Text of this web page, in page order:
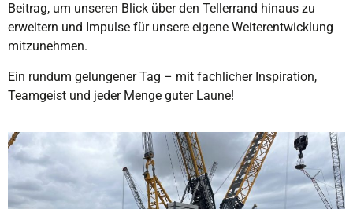
Beitrag, um unseren Blick über den Tellerrand hinaus zu
erweitern und Impulse für unsere eigene Weiterentwicklung
mitzunehmen.
Ein rundum gelungener Tag – mit fachlicher Inspiration,
Teamgeist und jeder Menge guter Laune!